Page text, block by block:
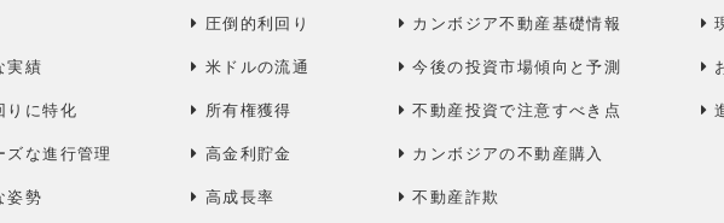
実績
りに特化
ズな進行管理
姿勢
圧倒的利回り
米ドルの流通
所有権獲得
高金利貯金
高成長率
カンボジア不動産基礎情報
今後の投資市場傾向と予測
不動産投資で注意すべき点
カンボジアの不動産購入
不動産詐欺